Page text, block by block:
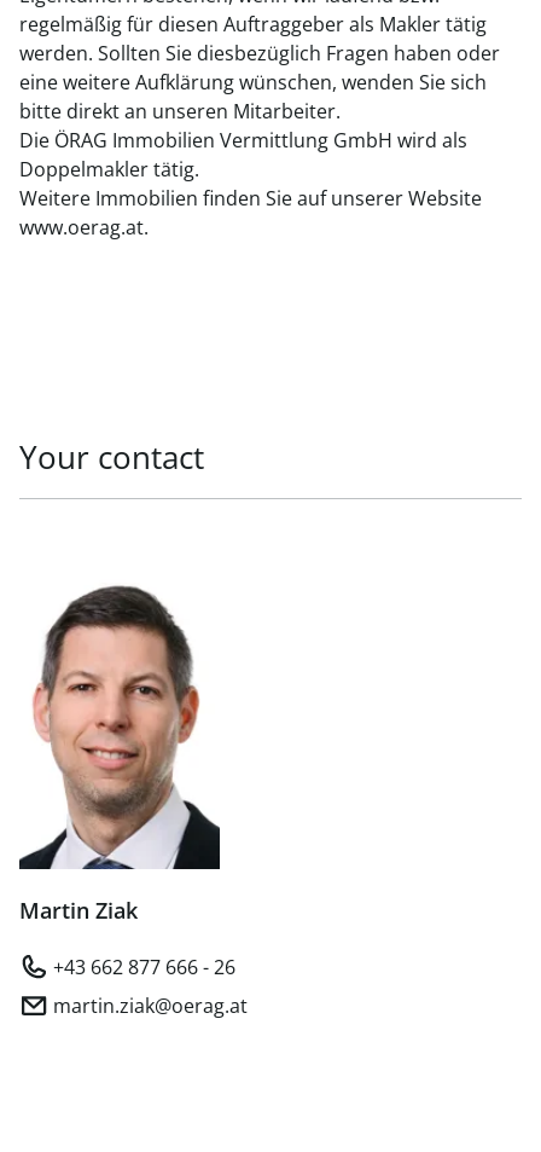
regelmäßig für diesen Auftraggeber als Makler tätig
werden. Sollten Sie diesbezüglich Fragen haben oder
eine weitere Aufklärung wünschen, wenden Sie sich
bitte direkt an unseren Mitarbeiter.
Die ÖRAG Immobilien Vermittlung GmbH wird als
Doppelmakler tätig.
Weitere Immobilien finden Sie auf unserer Website
www.oerag.at.
Your contact
Martin Ziak
+43 662 877 666 - 26
martin.ziak@oerag.at